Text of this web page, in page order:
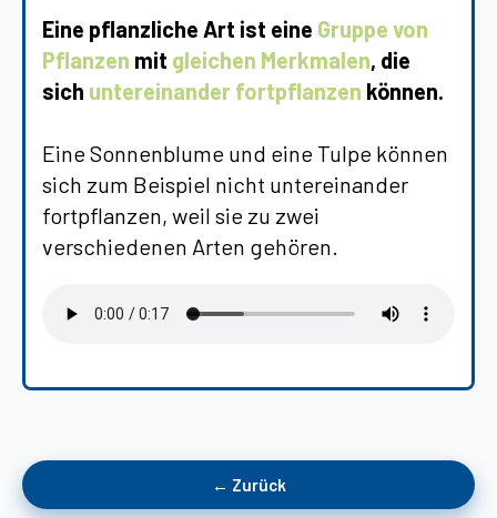
Eine pflanzliche Art ist eine Gruppe von
Pflanzen mit gleichen Merkmalen, die
sich untereinander fortpflanzen können.
Eine Sonnenblume und eine Tulpe können
sich zum Beispiel nicht untereinander
fortpflanzen, weil sie zu zwei
verschiedenen Arten gehören.
← Zurück